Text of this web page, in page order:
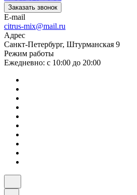
Заказать звонок
E-mail
citrus-mix@mail.ru
Адрес
Санкт-Петербург, Штурманская 9
Режим работы
Ежедневно: с 10:00 до 20:00